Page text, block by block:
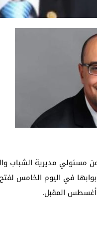
مسئولي مديرية الشباب
في اليوم الخامس
أغسطس المقبل.